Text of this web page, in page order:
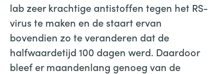
lab zeer krachtige antistoffen tegen het RS-
virus te maken en de staart ervan
bovendien zo te veranderen dat de
halfwaardetijd 100 dagen werd. Daardoor
bleef er maandenlang genoeg van de